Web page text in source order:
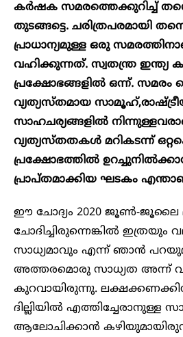
കർഷക സമരത്തെക്കുറിച്ച്
തുടങ്ങട്ടെ. ചരിത്രപരമായി
പ്രാധാന്യമുള്ള ഒരു
വഹിക്കുന്നത്. സ്വതന്ത്ര ഇന്ത്യ
പ്രക്ഷോഭങ്ങളിൽ ഒന്ന്. സമരം
വ്യത്യസ്തമായ
സാഹചര്യങ്ങളിൽ
വ്യത്യസ്തതകൾ മറികടന്ന്
പ്രക്ഷോഭത്തിൽ
പ്രാപ്തമാക്കിയ ഘടകം
ഈ ചോദ്യം 2020 ജൂൺ-ജൂലൈ
ചോദിച്ചിരുന്നെങ്കിൽ ഇത്രയും
സാധ്യമാവും എന്ന് ഞാൻ
അത്തരമൊരു സാധ്യത അന്ന്
കുറവായിരുന്നു.
ദില്ലിയിൽ എത്തിച്ചേരാനുള്ള
ആലോചിക്കാൻ